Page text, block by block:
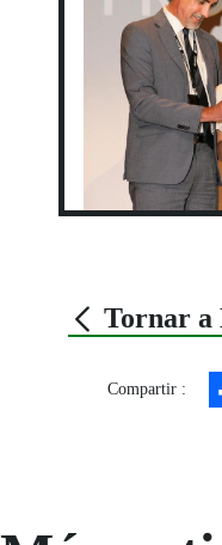
Tornar a
Compartir :